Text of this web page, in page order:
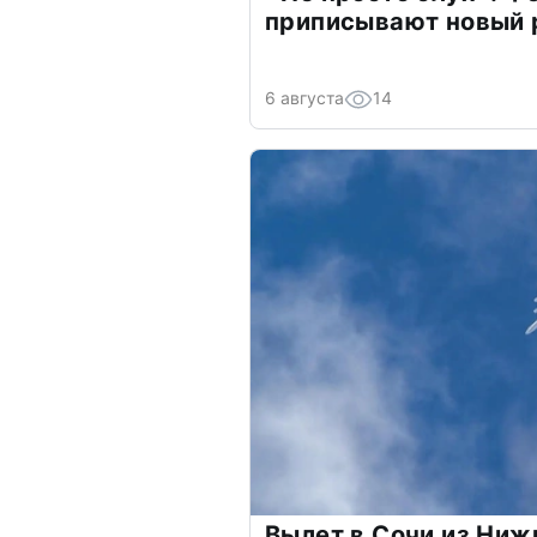
приписывают новый
6 августа 14